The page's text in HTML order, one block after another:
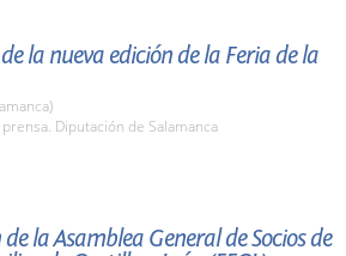
la nueva edición de la Feria de la
prensa. Diputación de Salamanca
la Asamblea General de Socios de